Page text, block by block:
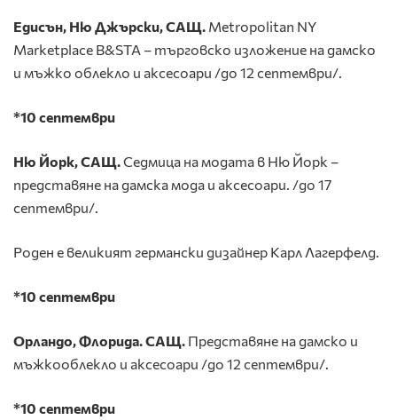
Едисън, Ню Джърски, САЩ. Metropolitan NY
Marketplace B&STA – търговско изложение на дамско
и мъжко облекло и аксесоари /до 12 септември/.
*10 септември
Ню Йорк, САЩ.Седмица на модата в Ню Йорк –
представяне на дамска мода и аксесоари. /до 17
септември/.
Роден е великият германски дизайнер Карл Лагерфелд.
*10 септември
Орландо, Флорида. САЩ. Представяне на дамско и
мъжкооблекло и аксесоари /до 12 септември/.
*10 септември